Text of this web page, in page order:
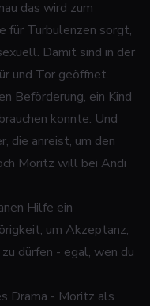
das wird zum
für Turbulenzen sorgt,
Damit sind in der
und Tor geöffnet.
Beförderung, ein Kind
konnte. Und
die anreist, um den
Moritz will bei Andi
Hilfe ein
um Akzeptanz,
dürfen - egal, wen du
Drama - Moritz als